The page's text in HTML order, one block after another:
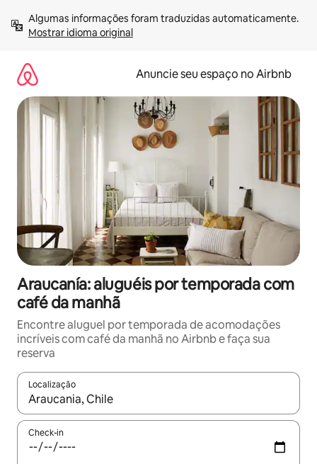
para
Mostrar idioma original
Anuncie seu espaço no Airbnb
Araucanía: aluguéis por temporada com
café da manhã
Encontre aluguel por temporada de acomodações
incríveis com café da manhã no Airbnb e faça sua
reserva
Localização
Quando os resultados estiverem disponíveis, explore-os
Check-in